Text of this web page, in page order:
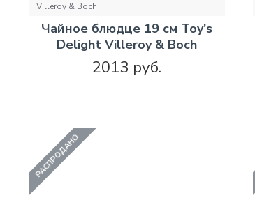
Villeroy & Boch
Чайное блюдце 19 см Toy's
Delight Villeroy & Boch
2013 руб.
РАСПРОДАНО